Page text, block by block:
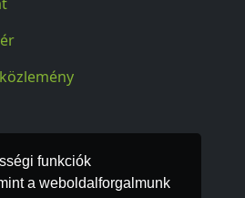
funkciók
a weboldalforgalmunk